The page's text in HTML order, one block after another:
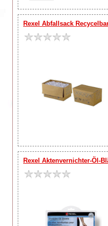
Rexel Abfallsack
Rexel Aktenvernichter-Öl-